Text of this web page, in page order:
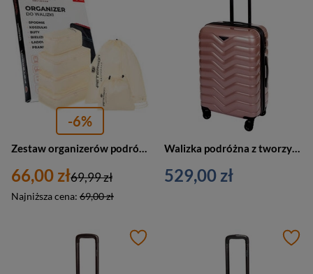
-6%
Zestaw organizerów podróżnych do walizki 6 szt. beżowe - Peterson OP-SET6
66,00 zł
Najniższa cena: 69,00 zł
69,99 zł
Walizka podróżna z tworzywa unisex Cavalet SMYGEHUK M na 4 kółkach różowa
529,00 zł